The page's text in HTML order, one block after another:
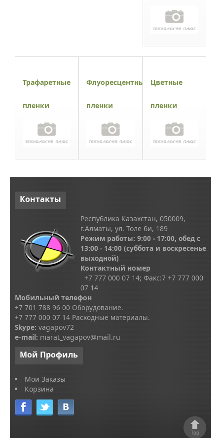
Трафаретные
пленки
Флуоресцентные
пленки
Цветные
пленки
Контакты
Республика Казахстан, 050009,
г.Алматы, ул. Толе би, 189
Режим работы: 9:00 - 17:00, обед с
13:00 - 14:00 (суббота и воскресенье
выходной)
Контактный номер
+7 777 000 07 14; Факс:7 +7 777 000
07 14
Мобильный телефон
+7 701 788 96 00 Оборудование.
+7 777 000 07 14 Расходные материалы.
Skype: vagapov72
e-mail: marat_vagapov@mail.ru
Мой Профиль
Мои Заказы
Корзина
Top